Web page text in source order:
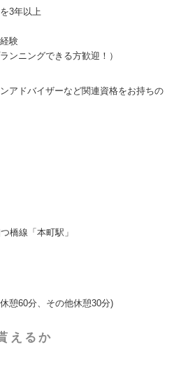
3年以上
験
ンニングできる方歓迎！）
アドバイザーなど関連資格をお持ちの
橋線「本町駅」
憩60分、その他休憩30分)
えるか